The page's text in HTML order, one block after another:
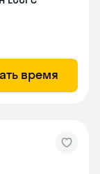
время